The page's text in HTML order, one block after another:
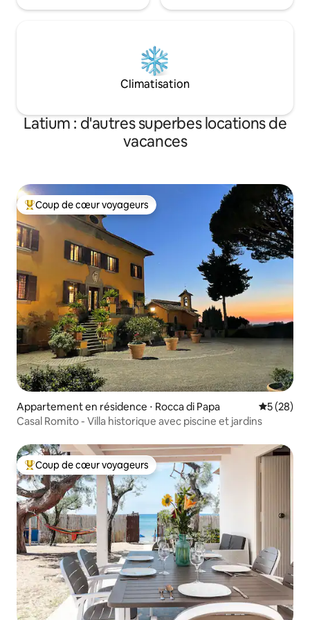
Climatisation
Latium : d'autres superbes locations de
vacances
Coups de cœur voyageurs les plus appréciés
Coup de cœur voyageurs
Appartement en résidence ⋅ Rocca di Papa
5 (28)
Casal Romito - Villa historique avec piscine et jardins
Coups de cœur voyageurs les plus appréciés
Coup de cœur voyageurs